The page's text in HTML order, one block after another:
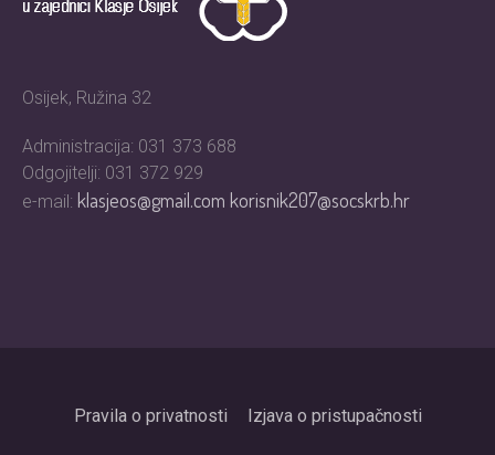
Osijek, Ružina 32
Administracija: 031 373 688
Odgojitelji: 031 372 929
e-mail: klasjeos@gmail.comkorisnik207@socskrb.hr
Pravila o privatnosti Izjava o pristupačnosti